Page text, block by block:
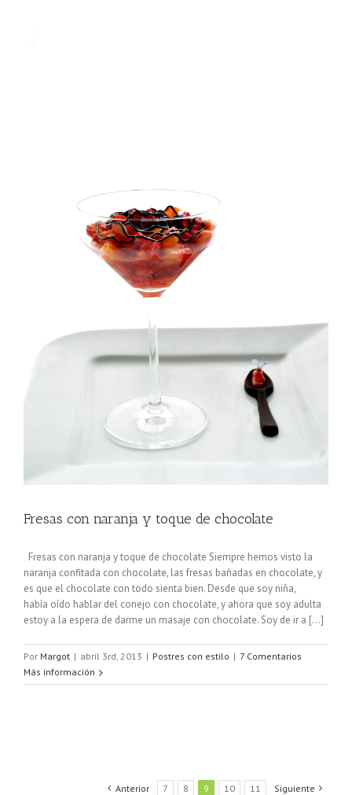
Fresas con naranja y toque de chocolate
Fresas con naranja y toque de chocolate Siempre hemos visto la
naranja confitada con chocolate, las fresas bañadas en chocolate, y
es que el chocolate con todo sienta bien. Desde que soy niña,
había oído hablar del conejo con chocolate, y ahora que soy adulta
estoy a la espera de darme un masaje con chocolate. Soy de ir a [...]
Por Margot | abril 3rd, 2013 | Postres con estilo | 7 Comentarios
Más información
Anterior 7 8 9 10 11 Siguiente